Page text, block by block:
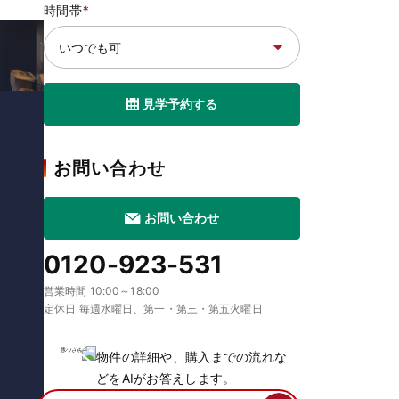
時間帯*
見学予約する
お問い合わせ
お問い合わせ
0120-923-531
営業時間 10:00～18:00
定休日 毎週水曜日、第一・第三・第五火曜日
物件の詳細や、購入までの流れな
どをAIがお答えします。